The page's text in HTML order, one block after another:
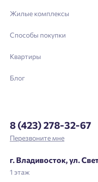
Жилые комплексы
Способы покупки
Квартиры
Блог
8 (423) 278-32-67
Перезвоните мне
г. Владивосток, ул.
1 этаж